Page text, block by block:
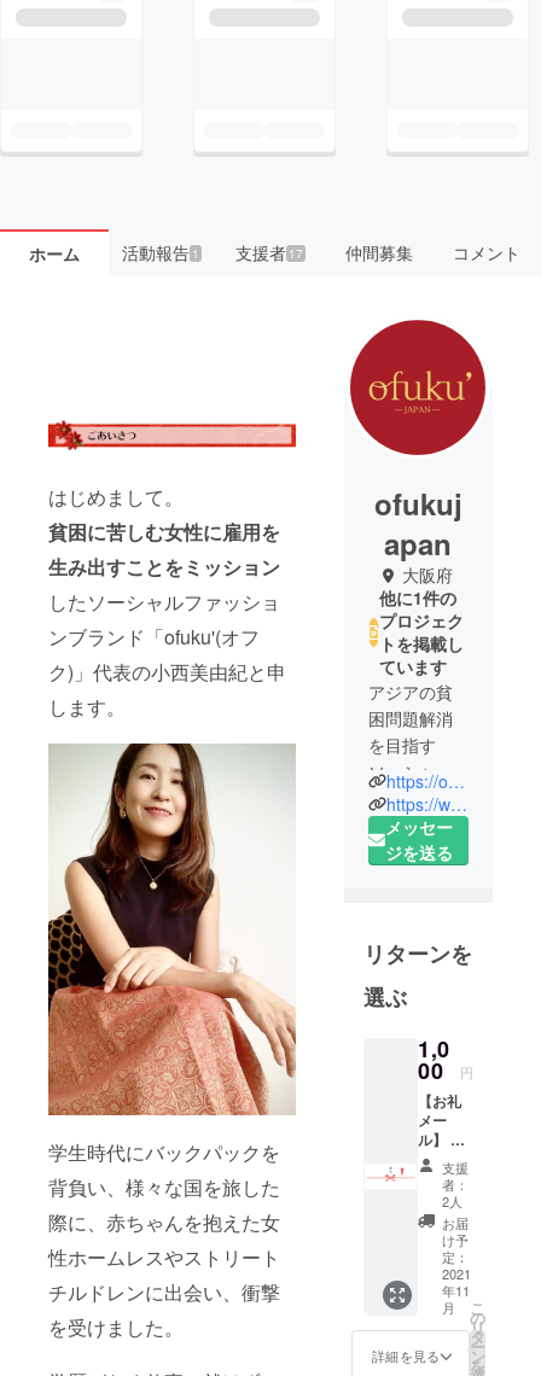
ホーム 活動報告1 支援者 17 仲間募集 コメント
はじめまして。
貧困に苦しむ女性に雇用を
生み出すことをミッション
したソーシャルファッショ
ンブランド「ofuku'(オフ
ク)」代表の小西美由紀と申
します。
学生時代にバックパックを
背負い、様々な国を旅した
際に、赤ちゃんを抱えた女
性ホームレスやストリート
チルドレンに出会い、衝撃
を受けました。
ofukuj
apan
大阪府
他に1件の
プロジェク
トを掲載し
ています
アジアの貧
困問題解消
を目指す
ソーシャル
ファッショ
ンブラン
ド。日本の
ファッショ
ンを通じた
雇用を生み
出すことで
女性や子ど
もに幸せを
届けます。
https://ofukujapan.com/
https://www.instagram.com/ofuku.japan/
メッセー
ジを送る
リターンを
選ぶ
1,0
00 円
【お礼
メー
ル】 代
表より
お礼の
メール
を送ら
せてい
ただき
ます。
支援
者：
2人
お届
け予
定：
2021
年11
月
詳細を見る
こ
の
リ
タ
ー
ン
を